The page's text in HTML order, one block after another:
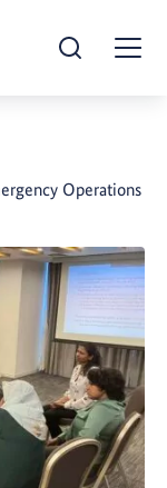
Suche öffnen
Operations